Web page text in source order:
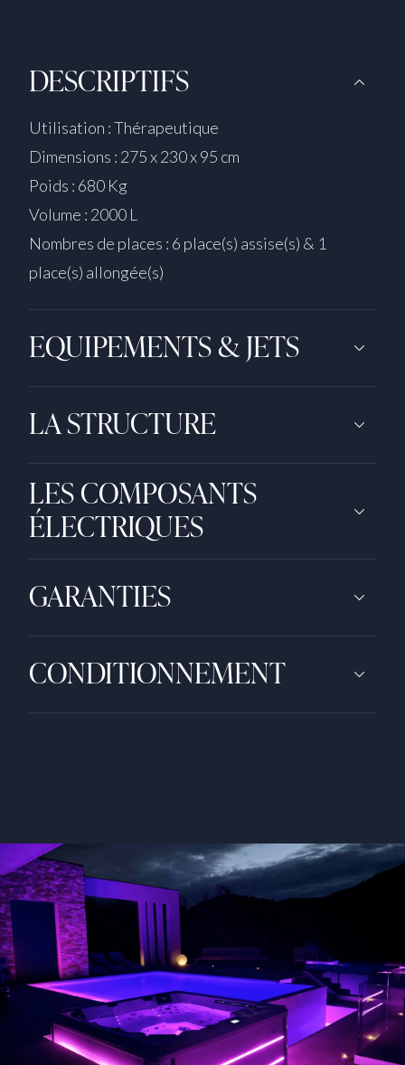
DESCRIPTIFS
Utilisation : Thérapeutique
Dimensions : 275 x 230 x 95 cm
Poids : 680 Kg
Volume : 2000 L
Nombres de places : 6 place(s) assise(s) & 1
place(s) allongée(s)
EQUIPEMENTS & JETS
LA STRUCTURE
LES COMPOSANTS
ÉLECTRIQUES
GARANTIES
CONDITIONNEMENT